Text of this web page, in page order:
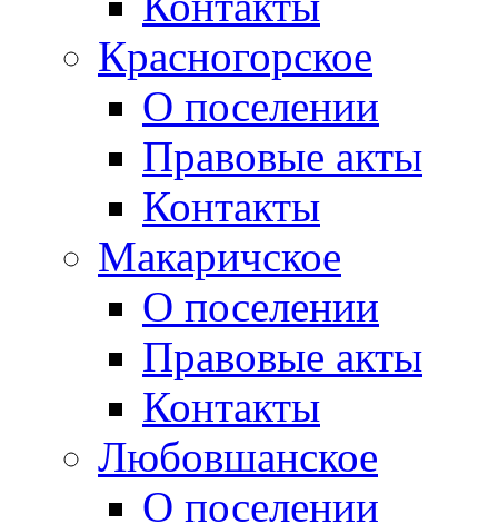
Красногорское
О поселении
Правовые акты
Контакты
Макаричское
О поселении
Правовые акты
Контакты
Любовшанское
О поселении